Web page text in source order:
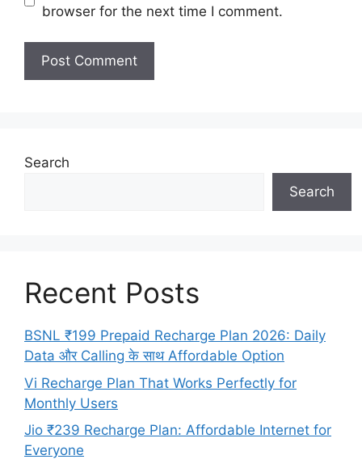
browser for the next time I comment.
Search
Search
Recent Posts
BSNL ₹199 Prepaid Recharge Plan 2026: Daily
Data और Calling के साथ Affordable Option
Vi Recharge Plan That Works Perfectly for
Monthly Users
Jio ₹239 Recharge Plan: Affordable Internet for
Everyone